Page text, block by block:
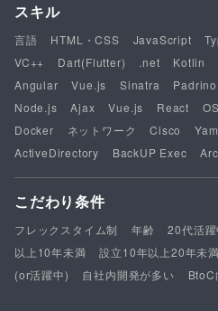
スキル
言語 HTML・CSS JavaScript
VC++
Dart(Flutter) .net Kotlin
Angular
Vue.js Sinatra Padrino
Node.js
Ajax Vue.js React OS
Docker
ネットワーク Cisco
ActiveDirectory
BackUP Exec
こだわり条件
フレックスタイム制 年齢 20代活躍
以上10年未満
設立10年以上20年未満
(or活躍中)
自社内開発が多い BtoC